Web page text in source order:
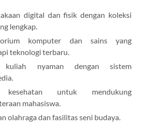
digital dan fisik dengan koleksi
lengkap.
komputer dan sains yang
teknologi terbaru.
kuliah nyaman dengan sistem
untuk mendukung
mahasiswa.
olahraga dan fasilitas seni budaya.